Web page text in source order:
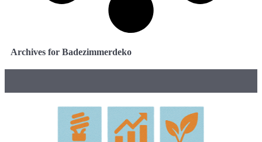
Archives for Badezimmerdeko